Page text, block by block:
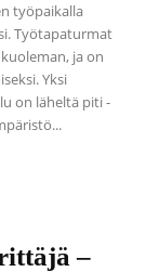
työpaikalla
Työtapaturmat
ja on
Yksi
on läheltä piti -
–